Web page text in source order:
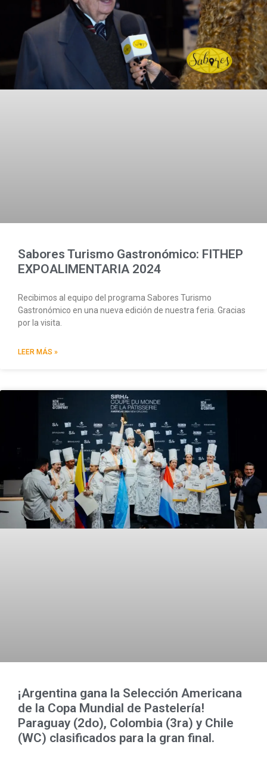
Sabores Turismo Gastronómico: FITHEP
EXPOALIMENTARIA 2024
Recibimos al equipo del programa Sabores Turismo
Gastronómico en una nueva edición de nuestra feria. Gracias
por la visita.
LEER MÁS »
¡Argentina gana la Selección Americana
de la Copa Mundial de Pastelería!
Paraguay (2do), Colombia (3ra) y Chile
(WC) clasificados para la gran final.